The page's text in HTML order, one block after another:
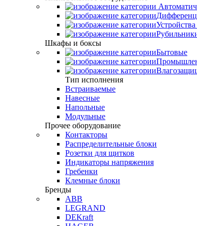
Шкафы и боксы
Бытовые
Тип исполнения
Встраиваемые
Навесные
Напольные
Модульные
Прочее оборудование
Контакторы
Распределительные блоки
Розетки для щитков
Индикаторы напряжения
Гребенки
Клемные блоки
Бренды
ABB
LEGRAND
DEKraft